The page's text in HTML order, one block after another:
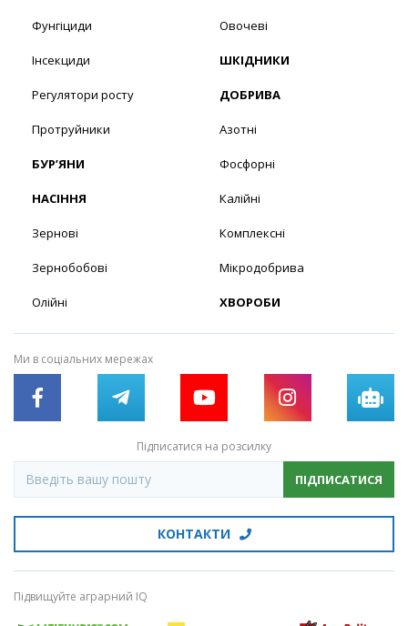
Фунгіциди
Інсекциди
Регулятори росту
Протруйники
БУР’ЯНИ
НАСІННЯ
Зернові
Зернобобові
Олійні
Овочеві
ШКІДНИКИ
ДОБРИВА
Азотні
Фосфорні
Калійні
Комплексні
Мікродобрива
ХВОРОБИ
Ми в соціальних мережах
Підписатися на розсилку
ПІДПИСАТИСЯ
КОНТАКТИ
Підвищуйте аграрний IQ